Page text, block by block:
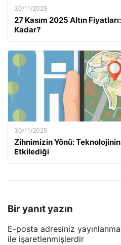
30/11/2025
27 Kasım 2025 Altın
Kadar?
30/11/2025
Zihnimizin Yönü:
Etkilediği
Bir yanıt yazın
E-posta adresiniz
ile işaretlenmişlerdir